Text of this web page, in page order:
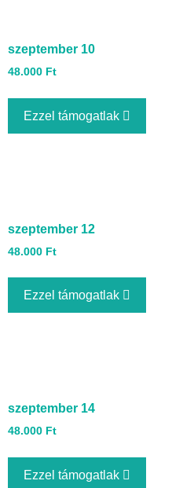
szeptember 10
48.000 Ft
Ezzel támogatlak
szeptember 12
48.000 Ft
Ezzel támogatlak
szeptember 14
48.000 Ft
Ezzel támogatlak